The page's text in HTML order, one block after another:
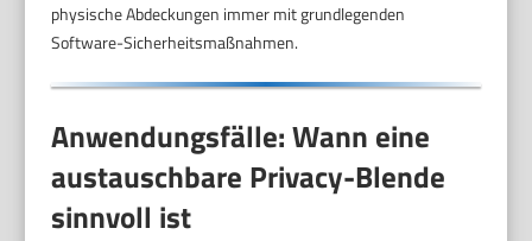
physische Abdeckungen immer mit grundlegenden
Software-Sicherheitsmaßnahmen.
Anwendungsfälle: Wann eine
austauschbare Privacy-Blende
sinnvoll ist